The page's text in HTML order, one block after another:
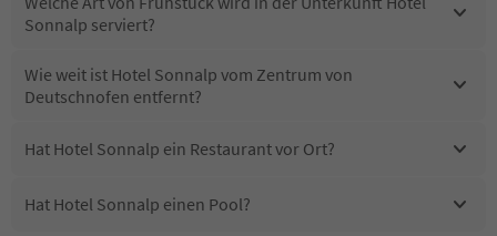
Sonnalp serviert?
Wie weit ist Hotel Sonnalp vom Zentrum von
Deutschnofen entfernt?
Hat Hotel Sonnalp ein Restaurant vor Ort?
Hat Hotel Sonnalp einen Pool?